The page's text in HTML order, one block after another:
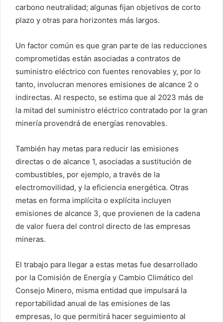
carbono neutralidad; algunas fijan objetivos de corto
plazo y otras para horizontes más largos.
Un factor común es que gran parte de las reducciones
comprometidas están asociadas a contratos de
suministro eléctrico con fuentes renovables y, por lo
tanto, involucran menores emisiones de alcance 2 o
indirectas. Al respecto, se estima que al 2023 más de
la mitad del suministro eléctrico contratado por la gran
minería provendrá de energías renovables.
También hay metas para reducir las emisiones
directas o de alcance 1, asociadas a sustitución de
combustibles, por ejemplo, a través de la
electromovilidad, y la eficiencia energética. Otras
metas en forma implícita o explícita incluyen
emisiones de alcance 3, que provienen de la cadena
de valor fuera del control directo de las empresas
mineras.
El trabajo para llegar a estas metas fue desarrollado
por la Comisión de Energía y Cambio Climático del
Consejo Minero, misma entidad que impulsará la
reportabilidad anual de las emisiones de las
empresas, lo que permitirá hacer seguimiento al